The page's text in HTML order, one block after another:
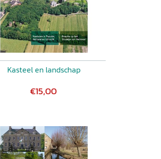
Kasteel en landschap
€15,00